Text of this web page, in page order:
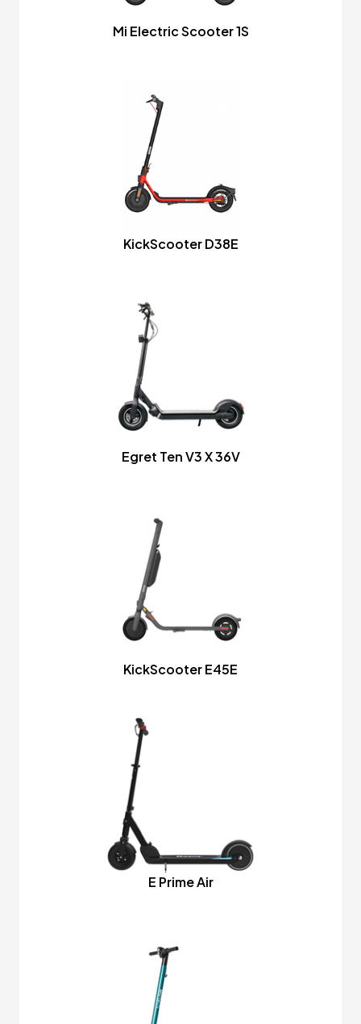
Mi Electric Scooter 1S
KickScooter D38E
Egret Ten V3 X 36V
KickScooter E45E
E Prime Air